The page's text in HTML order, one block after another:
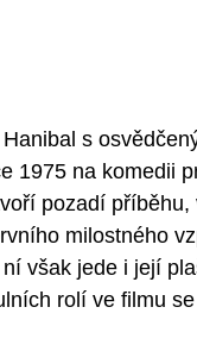
s
1975 na komedii
pozadí
milostného
však jede i její
rolí ve filmu